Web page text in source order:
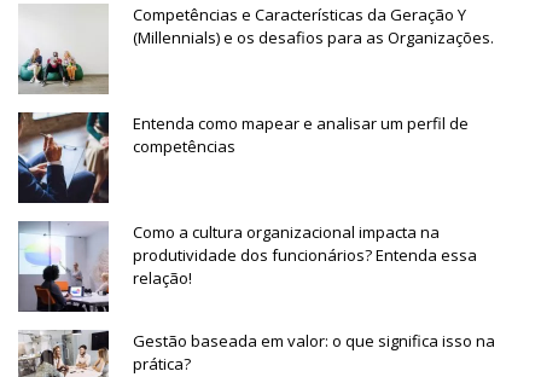
Competências e Características da Geração Y
(Millennials) e os desafios para as Organizações.
Entenda como mapear e analisar um perfil de
competências
Como a cultura organizacional impacta na
produtividade dos funcionários? Entenda essa
relação!
Gestão baseada em valor: o que significa isso na
prática?